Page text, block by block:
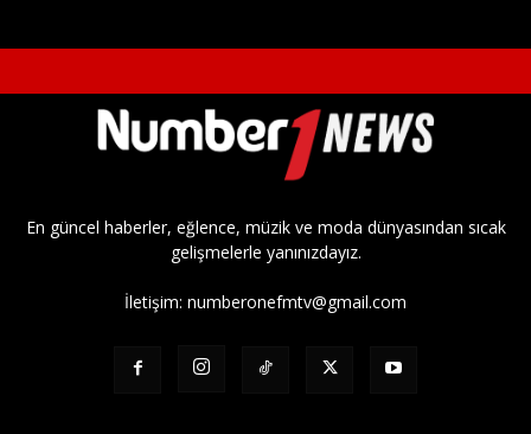
En güncel haberler, eğlence, müzik ve moda dünyasından sıcak
gelişmelerle yanınızdayız.
İletişim: numberonefmtv@gmail.com